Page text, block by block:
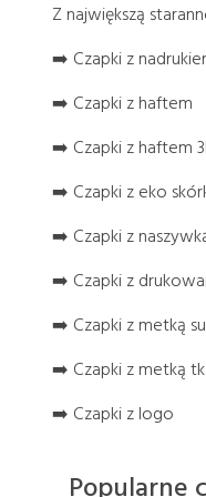
Z największą
➡️ Czapki z
➡️ Czapki z haftem
➡️ Czapki z haftem
➡️ Czapki z eko
➡️ Czapki z
➡️ Czapki z
➡️ Czapki z metką
➡️ Czapki z metką
➡️ Czapki z logo
Popularne